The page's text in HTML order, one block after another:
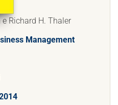
Richard H. Thaler
Management